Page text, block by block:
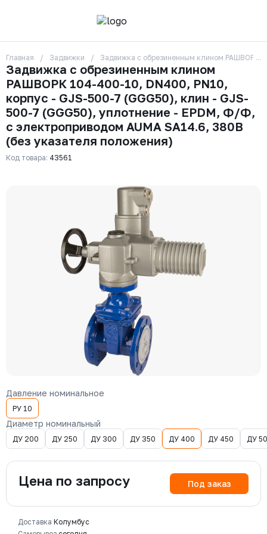
О компании
Контакты
Бренды
Отзывы
Сотрудники
Вакансии
Доставка
Оплата
Вопрос-ответ
+7 (495) 215-24-81
Заказать звонок
zakaz325@ks-rus.com
Email для связи
Одинцово, Внуковская 9, пав. 31
Пункт выдачи заказов
Главная Задвижки Задвижка с обрезиненным клином РАШВОРК
Задвижка с обрезиненным клином
РАШВОРК 104-400-10, DN400, PN10,
корпус - GJS-500-7 (GGG50), клин - GJS-
500-7 (GGG50), уплотнение - EPDM, Ф/Ф,
с электроприводом AUMA SA14.6, 380В
(без указателя положения)
Код товара: 43561
Давление номинальное
РУ 10
Диаметр номинальный
ДУ 200 ДУ 250 ДУ 300 ДУ 350 ДУ 400 ДУ 450 ДУ
Цена по запросу Под заказ
Доставка Колумбус